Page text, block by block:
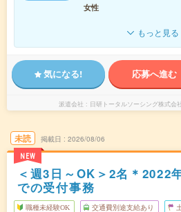
女性
もっと見る
気になる! 応募へ進む
派遣会社 日研トータルソーシング株式
未読
NEW
掲載日 2026/08/06
＜週3日～OK＞2名＊2022
での受付事務
職種未経験OK 交通費別途支給あり